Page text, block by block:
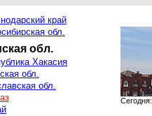
край
обл.
обл.
Хакасия
обл.
обл.